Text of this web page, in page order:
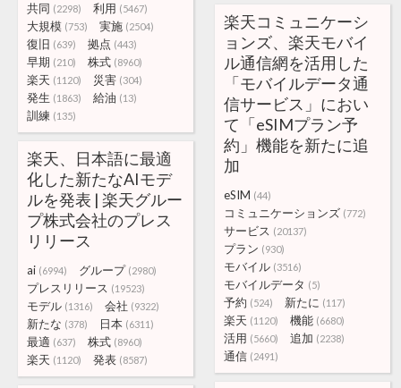
共同 (2298) 利用 (5467)
大規模 (753) 実施 (2504)
復旧 (639) 拠点 (443)
早期 (210) 株式 (8960)
楽天 (1120) 災害 (304)
発生 (1863) 給油 (13)
訓練 (135)
楽天コミュニケーシ
ョンズ、楽天モバイ
ル通信網を活用した
「モバイルデータ通
信サービス」におい
て「eSIMプラン予
約」機能を新たに追
加
eSIM (44)
コミュニケーションズ (772)
サービス (20137)
プラン (930)
モバイル (3516)
モバイルデータ (5)
予約 (524) 新たに (117)
楽天 (1120) 機能 (6680)
活用 (5660) 追加 (2238)
通信 (2491)
楽天、日本語に最適
化した新たなAIモデ
ルを発表 | 楽天グルー
プ株式会社のプレス
リリース
ai (6994) グループ (2980)
プレスリリース (19523)
モデル (1316) 会社 (9322)
新たな (378) 日本 (6311)
最適 (637) 株式 (8960)
楽天 (1120) 発表 (8587)